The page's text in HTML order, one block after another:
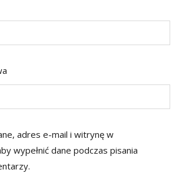
adres e-mail i witrynę w
wypełnić dane podczas pisania